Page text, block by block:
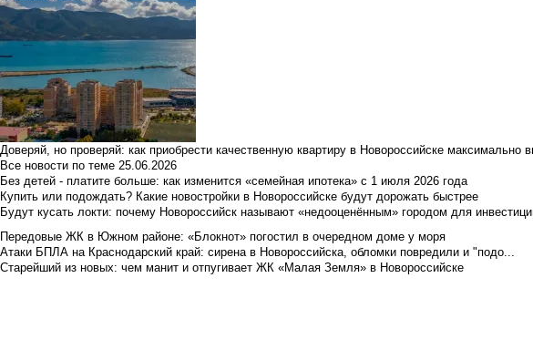
Доверяй, но проверяй: как приобрести качественную квартиру в Новороссийске максимально
Все новости по теме 25.06.2026
Без детей - платите больше: как изменится «семейная ипотека» с 1 июля 2026 года
Купить или подождать? Какие новостройки в Новороссийске будут дорожать быстрее
Будут кусать локти: почему Новороссийск называют «недооценённым» городом для
Передовые ЖК в Южном районе: «Блокнот» погостил в очередном доме у моря
Атаки БПЛА на Краснодарский край: сирена в Новороссийска, обломки повредили и "подо...
Старейший из новых: чем манит и отпугивает ЖК «Малая Земля» в Новороссийске